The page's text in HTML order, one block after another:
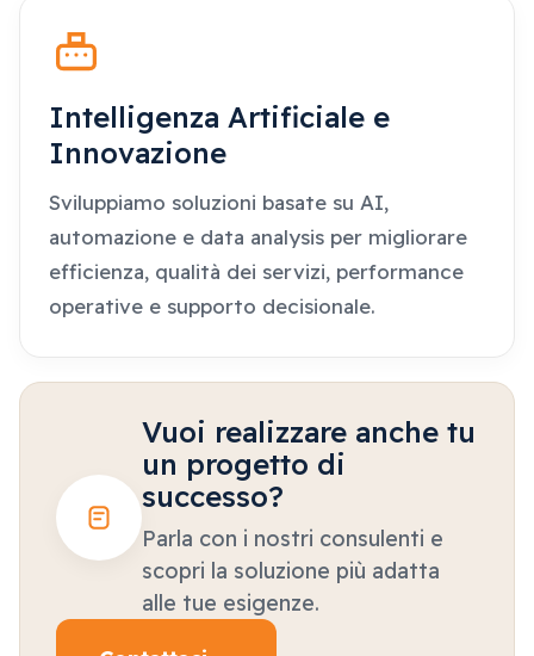
Intelligenza Artificiale e
Innovazione
Sviluppiamo soluzioni basate su AI,
automazione e data analysis per migliorare
efficienza, qualità dei servizi, performance
operative e supporto decisionale.
Vuoi realizzare anche tu
un progetto di
successo?
Parla con i nostri consulenti e
scopri la soluzione più adatta
alle tue esigenze.